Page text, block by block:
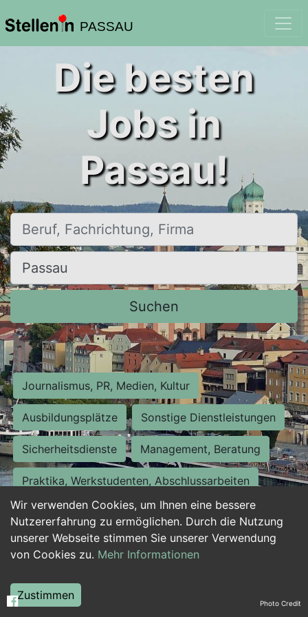
PASSAU
Wir verwenden Cookies, um Ihnen eine bessere
Nutzererfahrung zu ermöglichen. Durch die Nutzung
unserer Webseite stimmen Sie unserer Verwendung
von Cookies zu. Mehr Informationen
Zustimmen
Die besten
Jobs in
Passau!
Beruf, Fachrichtung, Firma
Ort, Stadt
Suchen
Journalismus, PR, Medien, Kultur
Ausbildungsplätze Sonstige Dienstleistungen
Sicherheitsdienste Management, Beratung
Praktika, Werkstudenten, Abschlussarbeiten
Personalwesen Assistenz, Sekretariat
Hilfskräfte, Aushilfs- und Nebenjobs
Weiterbildung, Studium, duale Ausbildung Photo Credit